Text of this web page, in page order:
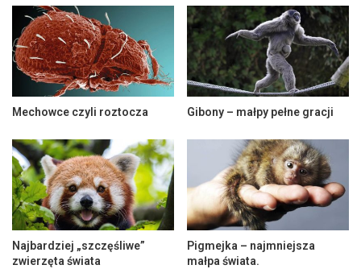
Mechowce czyli roztocza Gibony – małpy pełne gracji
Najbardziej „szczęśliwe”
zwierzęta świata
Pigmejka – najmniejsza
małpa świata.